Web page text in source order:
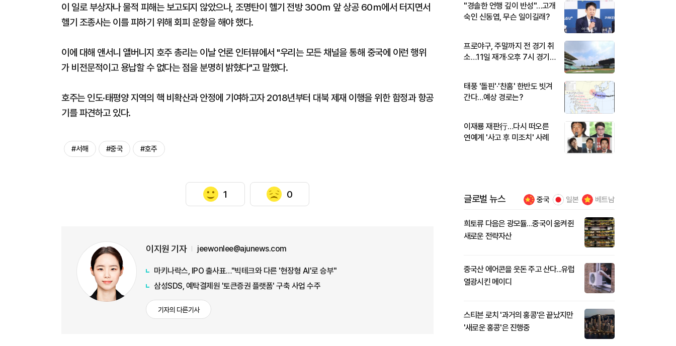
이 일로 부상자나 물적 피해는 보고되지 않았으나, 조명탄이 헬기 전방 300ｍ 앞 상공 60ｍ에서 터지면서
헬기 조종사는 이를 피하기 위해 회피 운항을 해야 했다.
이에 대해 앤서니 앨버니지 호주 총리는 이날 언론 인터뷰에서 "우리는 모든 채널을 통해 중국에 이런 행위
가 비전문적이고 용납할 수 없다는 점을 분명히 밝혔다"고 말했다.
호주는 인도·태평양 지역의 핵 비확산과 안정에 기여하고자 2018년부터 대북 제재 이행을 위한 함정과 항공
기를 파견하고 있다.
#서해 #중국 #호주
1 0
이지원 기자 jeewonlee@ajunews.com
마키나락스, IPO 출사표…"빅테크와 다른 '현장형 AI'로 승부"
삼성SDS, 예탁결제원 '토큰증권 플랫폼' 구축 사업 수주
기자의 다른기사
"경솔한 언행 깊이 반성"…고개
숙인 신동엽, 무슨 일이길래?
프로야구, 주말까지 전 경기 취
소…11일 재개·오후 7시 경기
태풍 '돌핀'·'찬홈' 한반도 빗겨
간다…예상 경로는?
이재룡 재판行…다시 떠오른
연예계 '사고 후 미조치' 사례
글로벌 뉴스 중국 일본 베트남
희토류 다음은 광모듈…중국이 움켜쥔
새로운 전략자산
중국산 에어콘을 웃돈 주고 산다...유럽
열광시킨 메이디
스티븐 로치 '과거의 홍콩'은 끝났지만
'새로운 홍콩'은 진행중